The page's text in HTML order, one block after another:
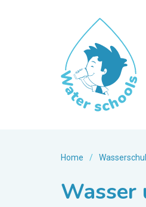
Home /
Wasser